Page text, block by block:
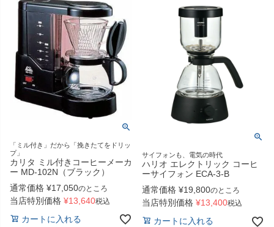
「ミル付き」だから「挽きたてをドリッ
プ」
カリタ ミル付きコーヒーメーカ
ー MD-102N（ブラック）
通常価格 ¥17,050のところ
当店特別価格 ¥13,640税込
カートに入れる
サイフォンも、電気の時代
ハリオ エレクトリック コーヒ
ーサイフォン ECA-3-B
通常価格 ¥19,800のところ
当店特別価格 ¥13,400税込
カートに入れる